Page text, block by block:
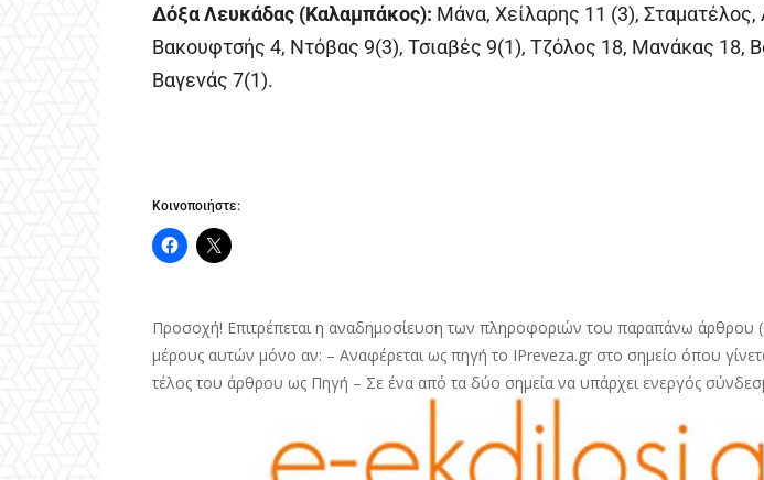
Δόξα Λευκάδας (Καλαμπάκος): Μάνα, Χείλαρης 11 (3), Σταματέλος,
Βακουφτσής 4, Ντόβας 9(3), Τσιαβές 9(1), Τζόλος 18, Μανάκας 18,
Βαγενάς 7(1).
Κοινοποιήστε:
Προσοχή! Επιτρέπεται η αναδημοσίευση των πληροφοριών του παραπάνω άρθρου
μέρους αυτών μόνο αν: – Αναφέρεται ως πηγή το IPreveza.gr στο σημείο όπου
τέλος του άρθρου ως Πηγή – Σε ένα από τα δύο σημεία να υπάρχει ενεργός